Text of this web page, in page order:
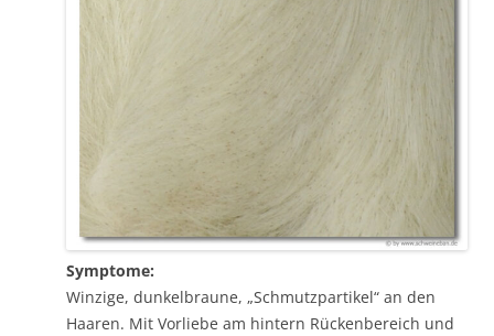
Symptome:
Winzige, dunkelbraune, „Schmutzpartikel“ an den
Haaren. Mit Vorliebe am hintern Rückenbereich und